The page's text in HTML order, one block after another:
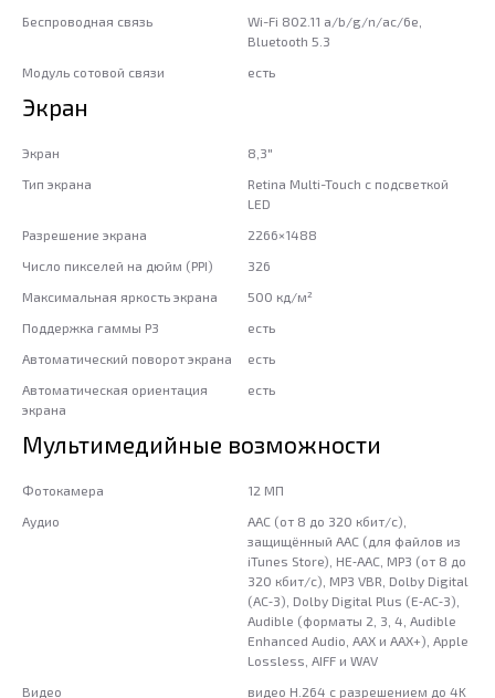
Беспроводная связь
Wi-Fi 802.11 a/b/g/n/ac/6e,
Bluetooth 5.3
Модуль сотовой связи
есть
Экран
Экран
8,3"
Тип экрана
Retina Multi-Touch с подсветкой
LED
Разрешение экрана
2266×1488
Число пикселей на дюйм (PPI)
326
Максимальная яркость экрана
500 кд/м²
Поддержка гаммы P3
есть
Автоматический поворот экрана
есть
Автоматическая ориентация
экрана
есть
Мультимедийные возможности
Фотокамера
12 МП
Аудио
AAC (от 8 до 320 кбит/ с),
защищённый AAC (для файлов из
iTunes Store), HE‑AAC, MP3 (от 8 до
320 кбит/ с), MP3 VBR, Dolby Digital
(AC‑3), Dolby Digital Plus (E‑AC‑3),
Audible (форматы 2, 3, 4, Audible
Enhanced Audio, AAX и AAX+), Apple
Lossless, AIFF и WAV
Видео
видео H.264 c разрешением до 4K